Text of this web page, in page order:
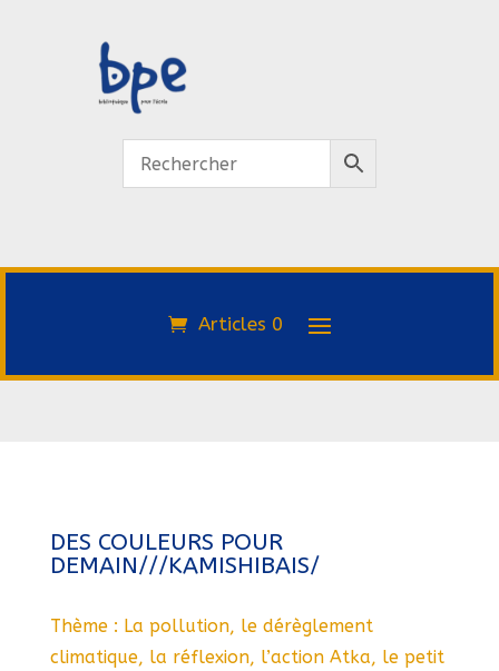
Articles 0
DES COULEURS POUR
DEMAIN///KAMISHIBAIS/
Thème : La pollution, le dérèglement
climatique, la réflexion, l’action Atka, le petit